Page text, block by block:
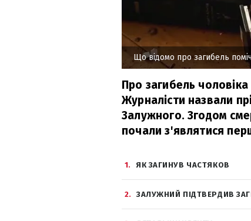
Що відомо про загибель
Про загибель чоловіка
Журналісти назвали
Залужного. Згодом
почали з'являтися
1 ЯК ЗАГИНУВ ЧАСТЯКОВ
2 ЗАЛУЖНИЙ ПІДТВЕРДИВ